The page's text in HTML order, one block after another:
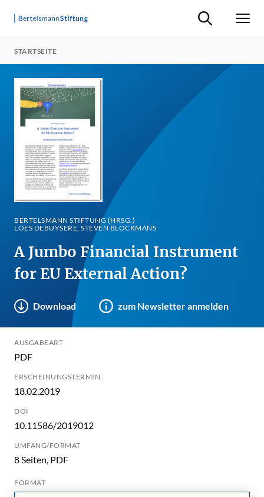
Suche ein-/
STARTSEITE
BERTELSMANN STIFTUNG (HRSG.)
LOES DEBUYSERE, STEVEN BLOCKMANS
A Jumbo Financial Instrument
for EU External Action?
Download zum Newsletter anmelden
AUSGABEART
PDF
ERSCHEINUNGSTERMIN
18.02.2019
DOI
10.11586/2019012
UMFANG/FORMAT
8 Seiten, PDF
FORMAT